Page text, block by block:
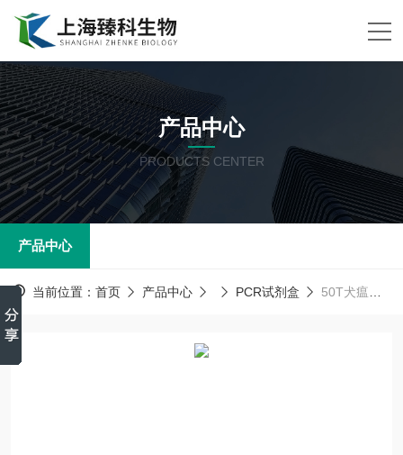
产品中心
PRODUCTS CENTER
产品中心
当前位置： 首页 产品中心 PCR试剂盒 50T犬瘟热病毒PCR试剂盒